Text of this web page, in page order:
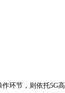
环节，则依托5G高